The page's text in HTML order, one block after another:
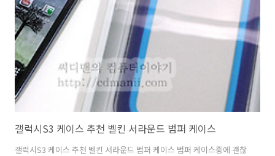
하죠. 좀 전에 사놓고 이런 이야기는 하는게 아니라 3TB를 사용한지 저는
조금 된 상태입니다. 이미 데이터를 많이 넣고 보관중이고..
갤럭시S3 케이스 추천 벨킨 서라운드 범퍼 케이스
갤럭시S3 케이스 추천 벨킨 서라운드 범퍼 케이스 범퍼 케이스중에 괜찮